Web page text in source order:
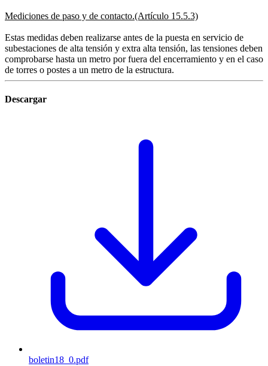
Mediciones de paso y de contacto.(Artículo 15.5.3)
Estas medidas deben realizarse antes de la puesta en servicio de
subestaciones de alta tensión y extra alta tensión, las tensiones deben
comprobarse hasta un metro por fuera del encerramiento y en el caso
de torres o postes a un metro de la estructura.
Descargar
boletin18_0.pdf